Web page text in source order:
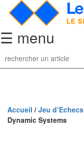
☰ menu
Jeu
d’Echecs
collection
Accueil / Jeu d’Echecs
Dynamic Systems